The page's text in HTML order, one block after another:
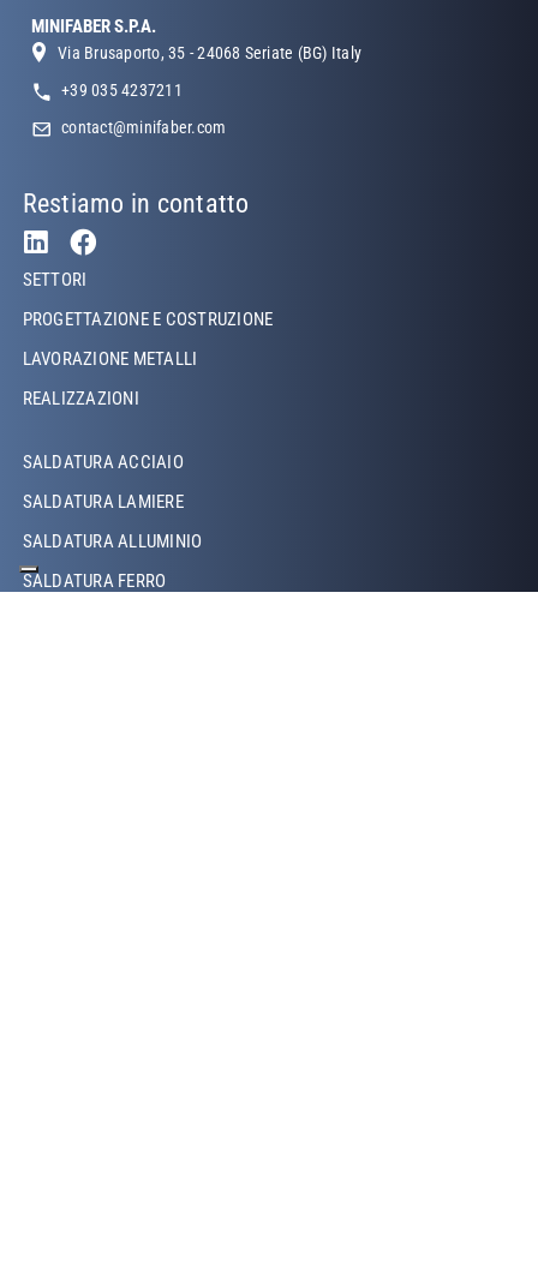
MINIFABER S.P.A.
Via Brusaporto, 35 - 24068 Seriate (BG) Italy
+39 035 4237211
contact@minifaber.com
Restiamo in contatto
Footer Left
SETTORI
PROGETTAZIONE E COSTRUZIONE
LAVORAZIONE METALLI
REALIZZAZIONI
Footer Left Middle
SALDATURA ACCIAIO
SALDATURA LAMIERE
SALDATURA ALLUMINIO
SALDATURA FERRO